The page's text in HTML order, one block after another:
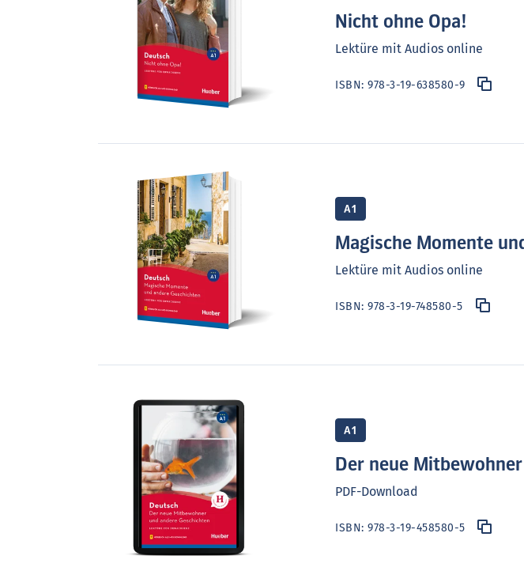
Nicht ohne Opa!
Lektüre mit Audios online
ISBN:978-3-19-638580-9
A1
Magische Momente
Lektüre mit Audios online
ISBN:978-3-19-748580-5
A1
Der neue
PDF-Download
ISBN:978-3-19-458580-5